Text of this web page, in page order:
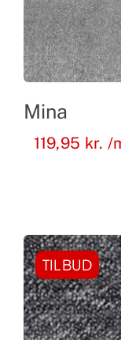
Mina
119,95 kr. /
TILBUD